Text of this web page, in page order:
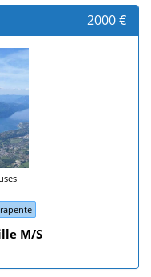
2000 €
M/S